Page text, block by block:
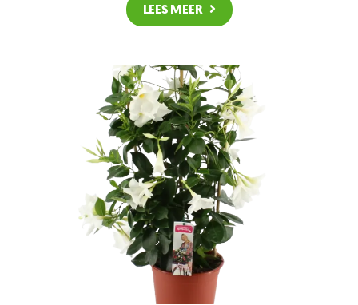
LEES MEER